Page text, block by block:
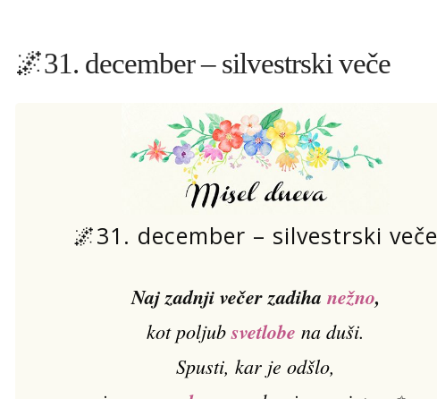
🌌31. december – silvestrski veče
🌌31. december – silvestrski veče
Naj zadnji večer zadiha nežno,
kot poljubsvetlobe na duši.
Spusti, kar je odšlo,